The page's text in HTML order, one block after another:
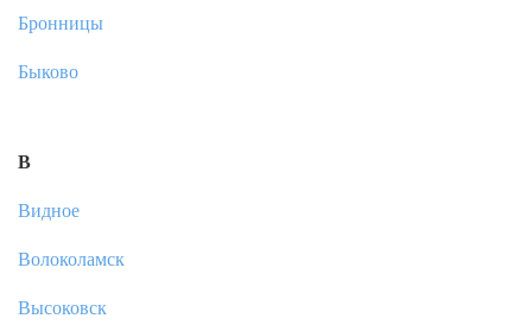
Бронницы
Быково
В
Видное
Волоколамск
Высоковск